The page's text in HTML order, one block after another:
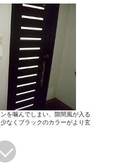
を噛んでしまい、隙間風が入る
なくブラックのカラーがより玄